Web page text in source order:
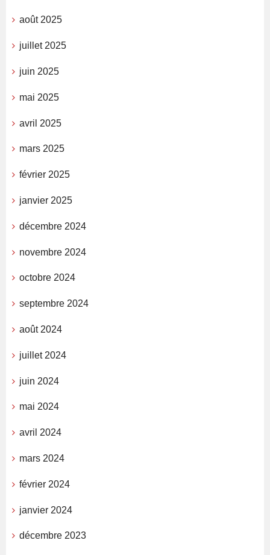
août 2025
juillet 2025
juin 2025
mai 2025
avril 2025
mars 2025
février 2025
janvier 2025
décembre 2024
novembre 2024
octobre 2024
septembre 2024
août 2024
juillet 2024
juin 2024
mai 2024
avril 2024
mars 2024
février 2024
janvier 2024
décembre 2023